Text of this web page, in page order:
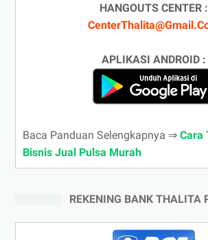
HANGOUTS CENTER :
APLIKASI ANDROID :
Baca Panduan Selengkapnya ⇒ Cara
Bisnis Jual Pulsa Murah
REKENING BANK THALITA